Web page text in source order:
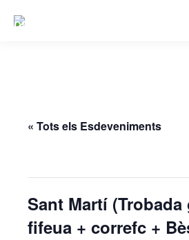
« Tots els Esdeveniments
Sant Martí (Trobada
fifeua + correfc +